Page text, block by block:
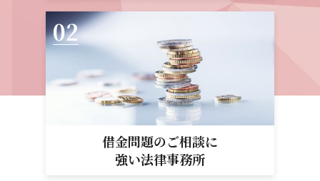
借金問題のご相談に
強い法律事務所